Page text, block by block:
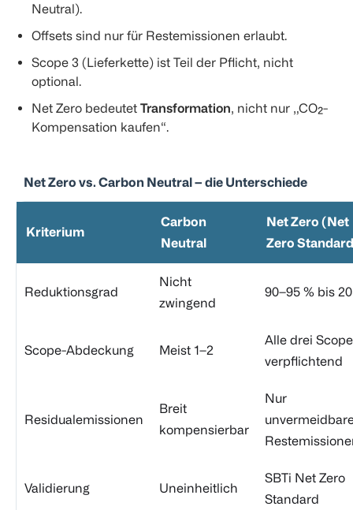
Neutral).
Offsets sind nur für Restemissionen erlaubt.
Scope 3 (Lieferkette) ist Teil der Pflicht, nicht
optional.
Net Zero bedeutet Transformation, nicht nur „CO₂-
Kompensation kaufen“.
Net Zero vs. Carbon Neutral – die Unterschiede
Kriterium
Carbon
Neutral
Net Zero (Net
Zero
Reduktionsgrad
Nicht
zwingend
90–95 % bis
Scope-Abdeckung Meist 1–2
Alle drei
verpflichtend
Residualemissionen
Breit
kompensierbar
Nur
Validierung Uneinheitlich
SBTi Net Zero
Standard